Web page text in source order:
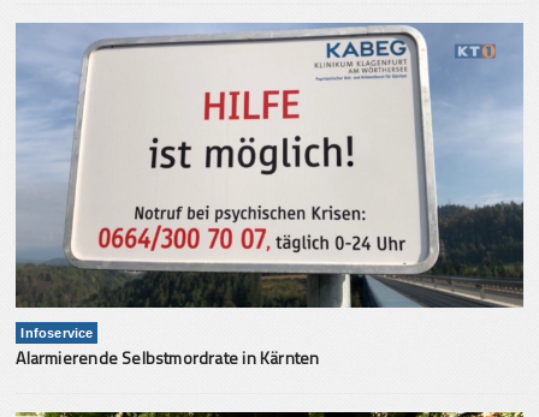
Infoservice
Alarmierende Selbstmordrate in Kärnten